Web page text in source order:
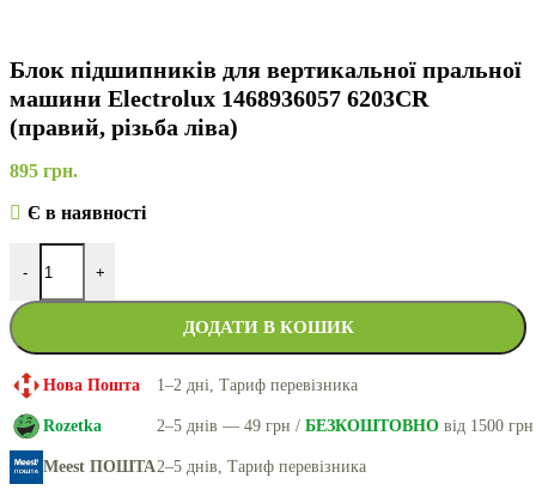
Блок підшипників для вертикальної пральної
машини Electrolux 1468936057 6203CR
(правий, різьба ліва)
895 грн.
Є в наявності
- +
ДОДАТИ В КОШИК
Нова Пошта 1–2 дні, Тариф перевізника
Rozetka 2–5 днів — 49 грн / БЕЗКОШТОВНО від 1500 грн
Meest ПОШТА2–5 днів, Тариф перевізника